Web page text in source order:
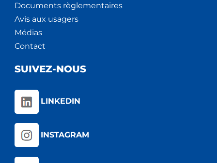
Documents règlementaires
Avis aux usagers
Médias
Contact
SUIVEZ-NOUS
LINKEDIN
INSTAGRAM